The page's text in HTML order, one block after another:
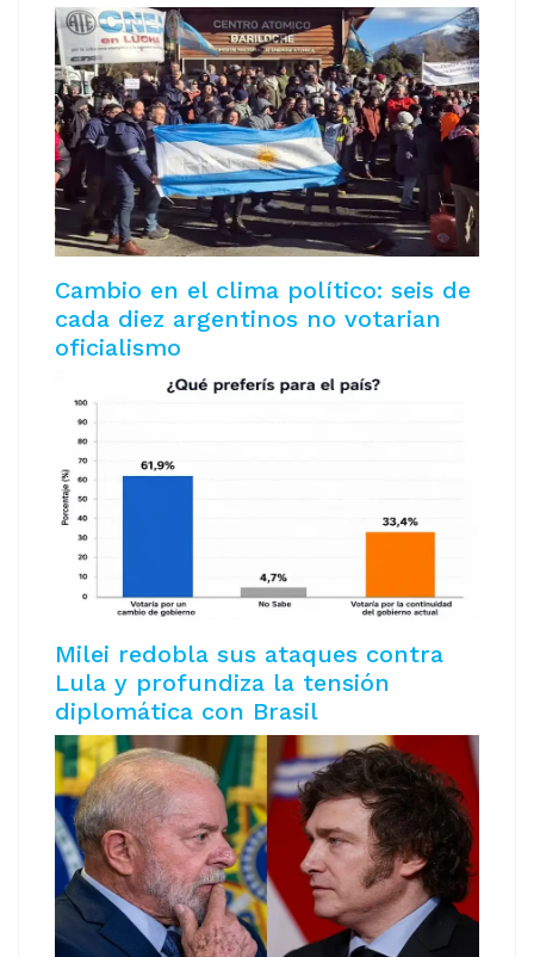
Cambio en el clima político: seis de
cada diez argentinos no votarian
oficialismo
Milei redobla sus ataques contra
Lula y profundiza la tensión
diplomática con Brasil